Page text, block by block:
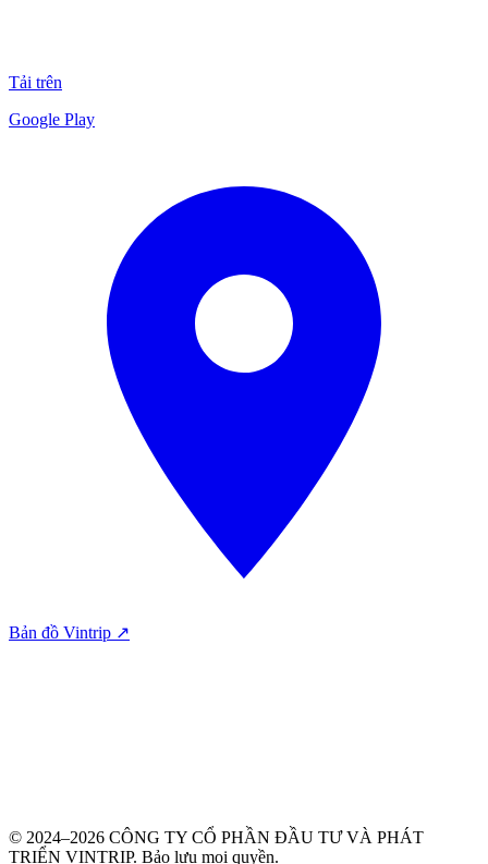
Tải trên
Google Play
Bản đồ Vintrip ↗
© 2024–2026 CÔNG TY CỔ PHẦN ĐẦU TƯ VÀ PHÁT
TRIỂN VINTRIP. Bảo lưu mọi quyền.